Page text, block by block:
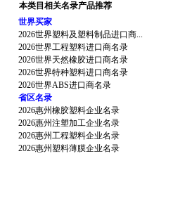
本类目相关名录产品推荐
世界买家
2026世界塑料及塑料制品进口商...
2026世界工程塑料进口商名录
2026世界天然橡胶进口商名录
2026世界特种塑料进口商名录
2026世界ABS进口商名录
省区名录
2026惠州橡胶塑料企业名录
2026惠州注塑加工企业名录
2026惠州工程塑料企业名录
2026惠州塑料薄膜企业名录